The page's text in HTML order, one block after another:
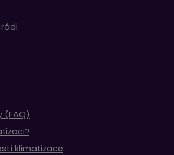
(FAQ)
klimatizace